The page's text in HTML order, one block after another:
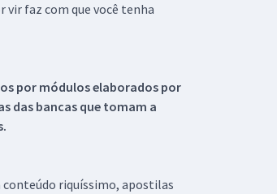
vir faz com que você tenha
por módulos elaborados por
das bancas que tomam a
conteúdo riquíssimo, apostilas